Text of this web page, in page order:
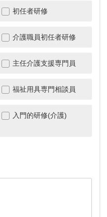
初任者研修
介護職員初任者研修
主任介護支援専門員
福祉用具専門相談員
入門的研修(介護)